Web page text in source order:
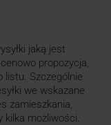
jaką jest
propozycja,
listu. Szczególnie
we wskazane
zamieszkania,
kilka możliwości.